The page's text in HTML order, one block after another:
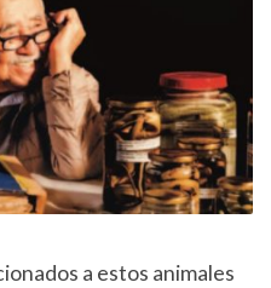
a estos animales